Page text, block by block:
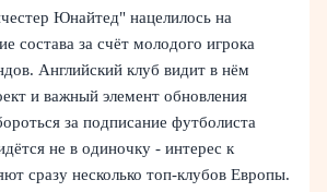
Юнайтед" нацелилось на
состава за счёт молодого игрока
Английский клуб видит в нём
и важный элемент обновления
за подписание футболиста
не в одиночку - интерес к
сразу несколько топ-клубов Европы.